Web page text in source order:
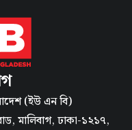
(ইউ এন বি)
মালিবাগ, ঢাকা-১২১৭,